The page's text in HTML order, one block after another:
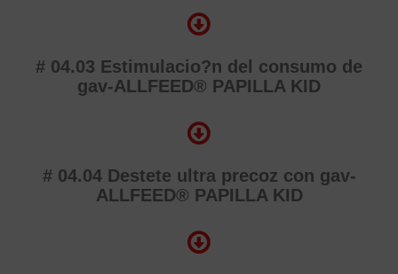
# 04.03 Estimulacio?n del consumo de
gav-ALLFEED® PAPILLA KID
# 04.04 Destete ultra precoz con gav-
ALLFEED® PAPILLA KID